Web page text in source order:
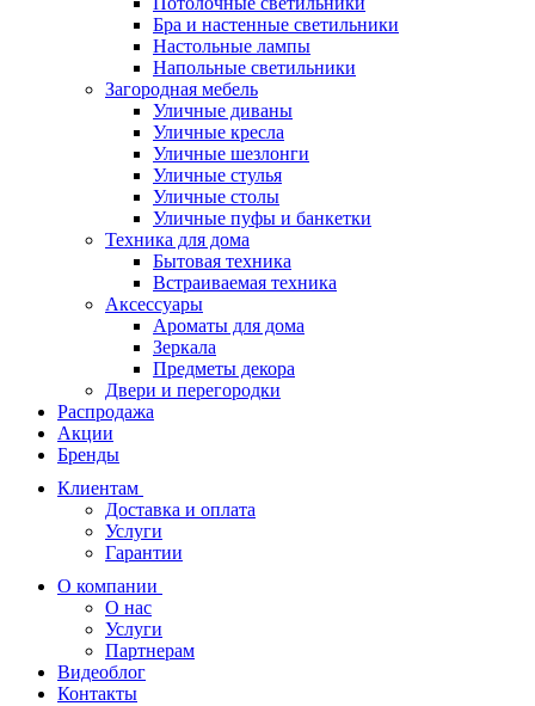
Бра и настенные светильники
Настольные лампы
Напольные светильники
Загородная мебель
Уличные диваны
Уличные кресла
Уличные шезлонги
Уличные стулья
Уличные столы
Уличные пуфы и банкетки
Техника для дома
Бытовая техника
Встраиваемая техника
Аксессуары
Ароматы для дома
Зеркала
Предметы декора
Двери и перегородки
Распродажа
Акции
Бренды
Клиентам
Доставка и оплата
Услуги
Гарантии
О компании
О нас
Услуги
Партнерам
Видеоблог
Контакты